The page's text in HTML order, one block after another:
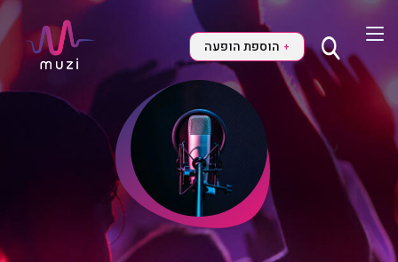
+ הוספת הופעה